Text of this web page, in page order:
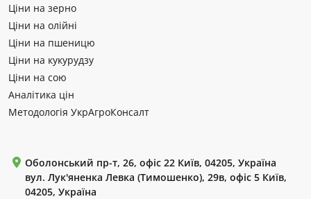
Ціни на зерно
Ціни на олійні
Ціни на пшеницю
Ціни на кукурудзу
Ціни на сою
Аналітика цін
Методологія УкрАгроКонсалт
Оболонський пр-т, 26, офіс 22 Київ, 04205, Україна
вул. Лук'яненка Левка (Тимошенко), 29в, офіс 5 Київ,
04205, Україна